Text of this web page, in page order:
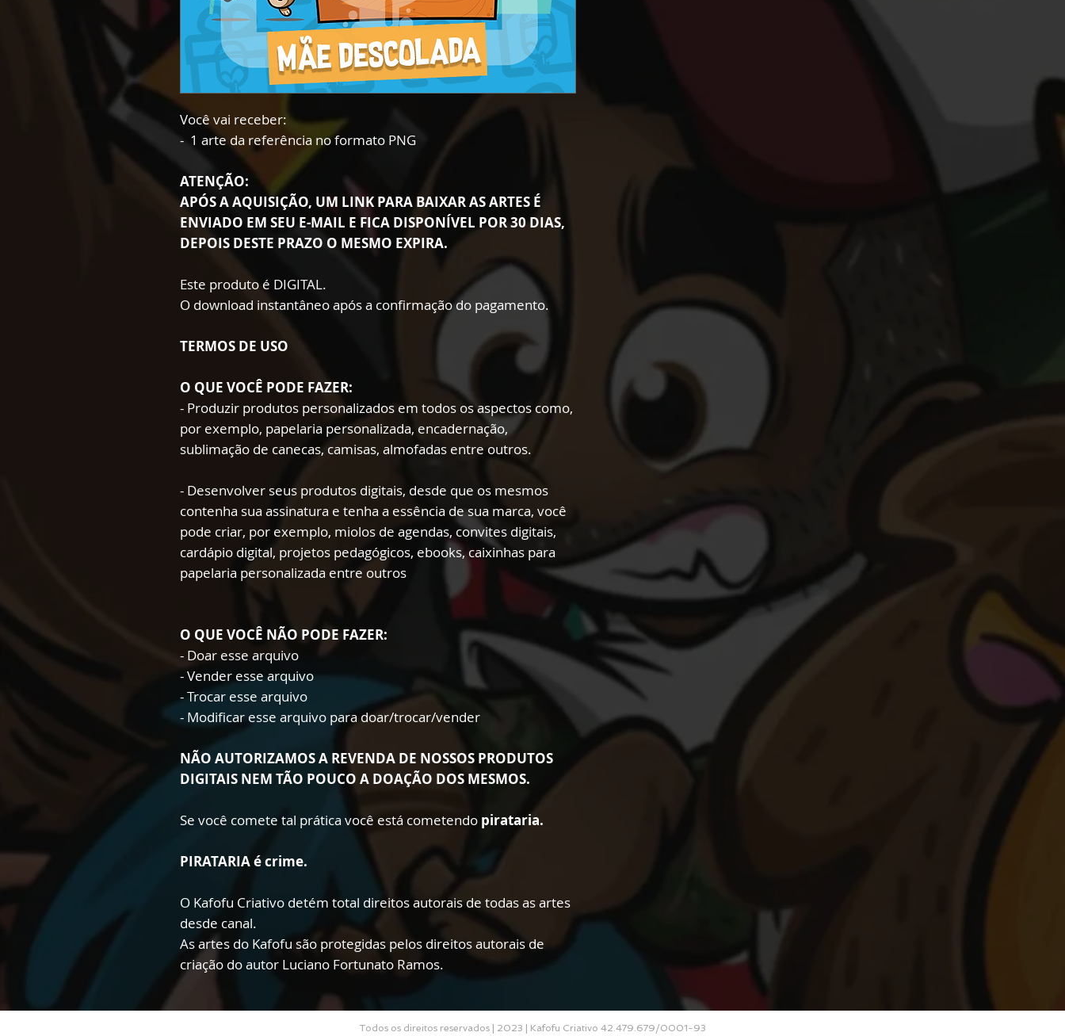
Você vai receber:
- 1 arte da referência no formato PNG
ATENÇÃO:
APÓS A AQUISIÇÃO, UM LINK PARA BAIXAR AS ARTES É
ENVIADO EM SEU E-MAIL E FICA DISPONÍVEL POR 30 DIAS,
DEPOIS DESTE PRAZO O MESMO EXPIRA.
Este produto é DIGITAL.
O download instantâneo após a confirmação do pagamento.
TERMOS DE USO
O QUE VOCÊ PODE FAZER:
- Produzir produtos personalizados em todos os aspectos como,
por exemplo, papelaria personalizada, encadernação,
sublimação de canecas, camisas, almofadas entre outros.
- Desenvolver seus produtos digitais, desde que os mesmos
contenha sua assinatura e tenha a essência de sua marca, você
pode criar, por exemplo, miolos de agendas, convites digitais,
cardápio digital, projetos pedagógicos, ebooks, caixinhas para
papelaria personalizada entre outros
O QUE VOCÊ NÃO PODE FAZER:
- Doar esse arquivo
- Vender esse arquivo
- Trocar esse arquivo
- Modificar esse arquivo para doar/trocar/vender
NÃO AUTORIZAMOS A REVENDA DE NOSSOS PRODUTOS
DIGITAIS NEM TÃO POUCO A DOAÇÃO DOS MESMOS.
Se você comete tal prática você está cometendo pirataria.
PIRATARIA é crime.
O Kafofu Criativo detém total direitos autorais de todas as artes
desde canal.
As artes do Kafofu são protegidas pelos direitos autorais de
criação do autor Luciano Fortunato Ramos.
Todos os direitos reservados | 2023 | Kafofu Criativo 42.479.679/0001-93